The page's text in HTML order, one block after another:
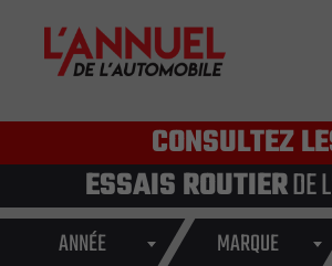
CONSULTEZ
ESSAIS ROUTIERDE
ANNÉE MARQUE